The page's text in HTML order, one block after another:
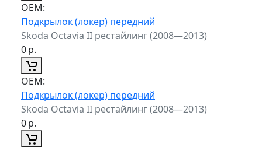
ОЕМ:
Подкрылок (локер) передний
Skoda Octavia II рестайлинг (2008—2013)
0р.
ОЕМ:
Подкрылок (локер) передний
Skoda Octavia II рестайлинг (2008—2013)
0р.